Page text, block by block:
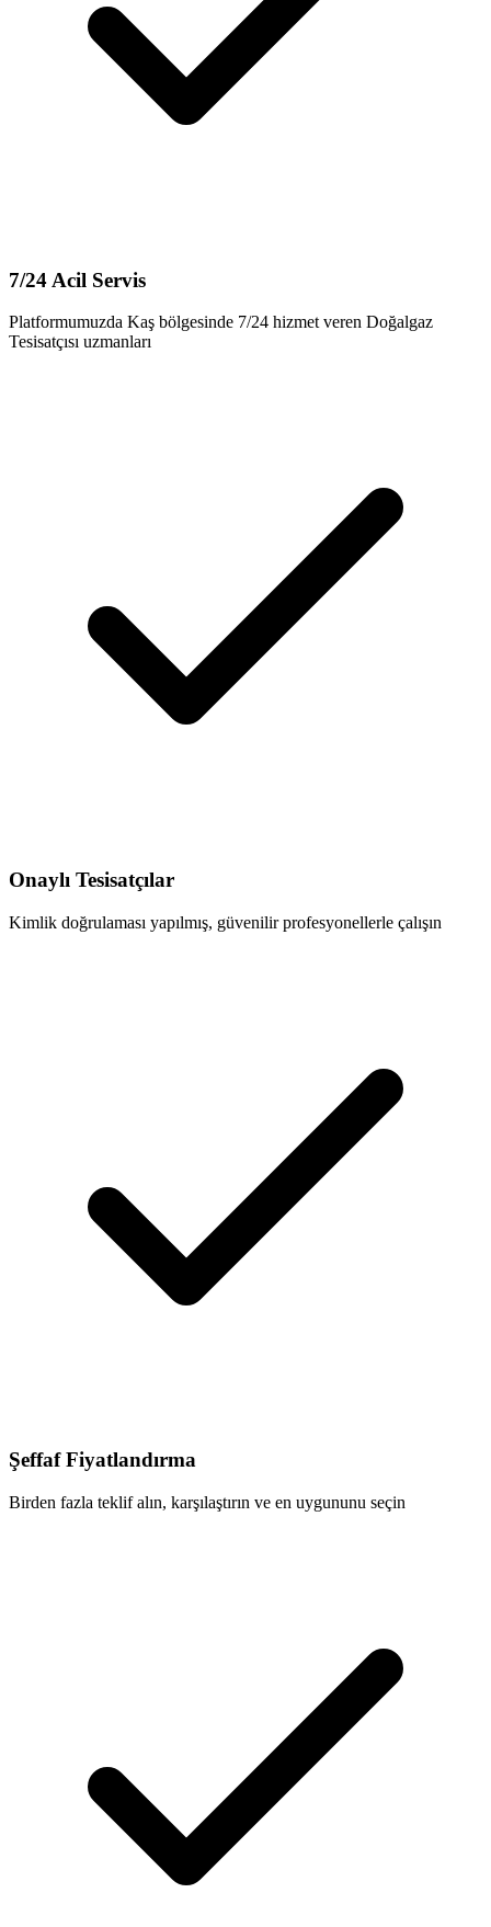
7/24 Acil Servis
Platformumuzda Kaş bölgesinde 7/24 hizmet veren Doğalgaz
Tesisatçısı uzmanları
Onaylı Tesisatçılar
Kimlik doğrulaması yapılmış, güvenilir profesyonellerle çalışın
Şeffaf Fiyatlandırma
Birden fazla teklif alın, karşılaştırın ve en uygununu seçin